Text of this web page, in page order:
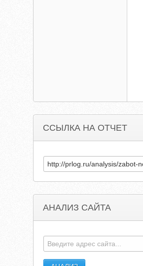
ССЫЛКА НА ОТЧЕТ
АНАЛИЗ САЙТА